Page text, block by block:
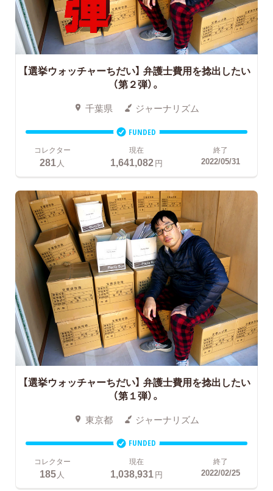
【選挙ウォッチャーちだい】 弁護士費用を捻出したい
（第２弾）。
千葉県 ジャーナリズム
FUNDED
コレクター
281人
現在
1,641,082円
終了
2022/05/31
【選挙ウォッチャーちだい】 弁護士費用を捻出したい
（第１弾）。
東京都 ジャーナリズム
FUNDED
コレクター
185人
現在
1,038,931円
終了
2022/02/25